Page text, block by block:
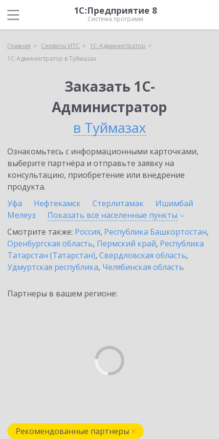
1С:Предприятие 8
Система программ
Главная Сервисы ИТС
1С-Администратор
1С-Администратор в Туймазах
Заказать 1С-
Администратор
в Туймазах
Ознакомьтесь с информационными карточками,
выберите партнёра и отправьте заявку на
консультацию, приобретение или внедрение
продукта.
Уфа
Нефтекамск Стерлитамак
Ишимбай
Мелеуз
Показать все населенные пункты
Смотрите также: Россия, Республика Башкортостан,
Оренбургская область, Пермский край, Республика
Татарстан (Татарстан), Свердловская область,
Удмуртская республика, Челябинская область
Партнеры в вашем регионе:
Рекомендованные партнеры